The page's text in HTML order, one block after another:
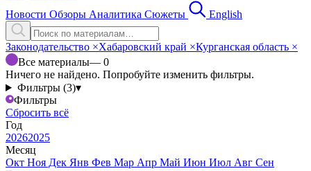
Новости Обзоры Аналитика Сюжеты English
Законодательство ×Хабаровский край ×Курганская область ×
Все материалы— 0
Ничего не найдено. Попробуйте изменить фильтры.
Фильтры (3)▾
Фильтры
Сбросить всё
Год
20262025
Месяц
Окт Ноя Дек Янв Фев Мар Апр Май Июн Июл Авг Сен